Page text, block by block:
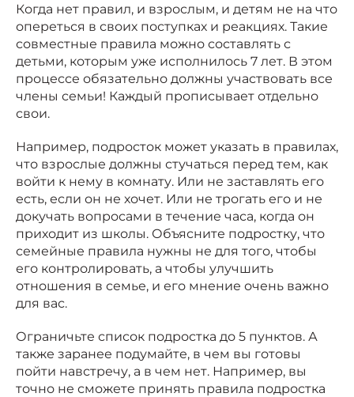
Когда нет правил, и взрослым, и детям не на что
опереться в своих поступках и реакциях. Такие
совместные правила можно составлять с
детьми, которым уже исполнилось 7 лет. В этом
процессе обязательно должны участвовать все
члены семьи! Каждый прописывает отдельно
свои.
Например, подросток может указать в правилах,
что взрослые должны стучаться перед тем, как
войти к нему в комнату. Или не заставлять его
есть, если он не хочет. Или не трогать его и не
докучать вопросами в течение часа, когда он
приходит из школы. Объясните подростку, что
семейные правила нужны не для того, чтобы
его контролировать, а чтобы улучшить
отношения в семье, и его мнение очень важно
для вас.
Ограничьте список подростка до 5 пунктов. А
также заранее подумайте, в чем вы готовы
пойти навстречу, а в чем нет. Например, вы
точно не сможете принять правила подростка